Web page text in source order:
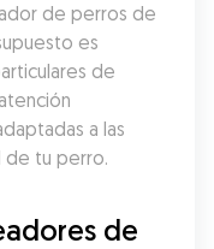
de perros de
es
de
a las
de tu perro.
de